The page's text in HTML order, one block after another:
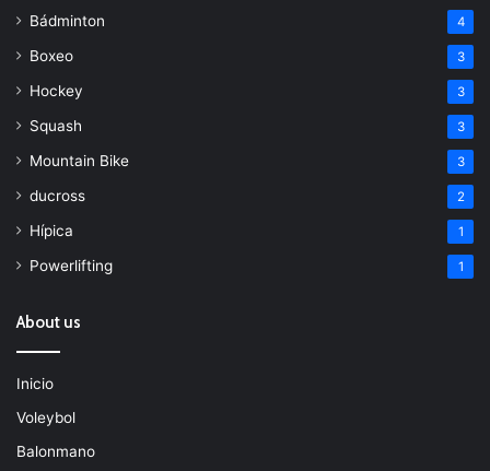
Bádminton 4
Boxeo 3
Hockey 3
Squash 3
Mountain Bike 3
ducross 2
Hípica 1
Powerlifting 1
About us
Inicio
Voleybol
Balonmano